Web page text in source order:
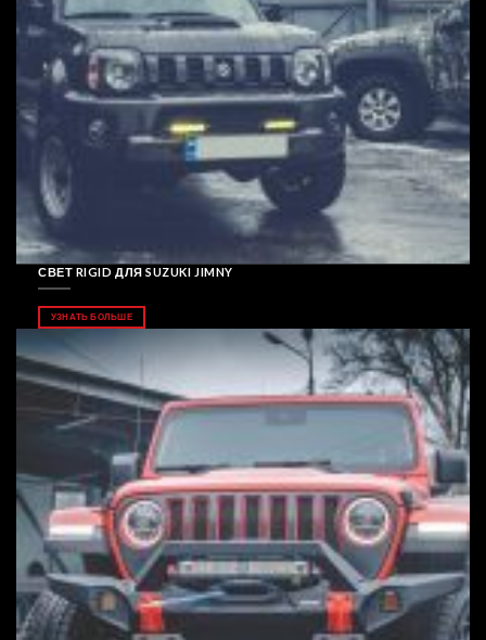
СВЕТ RIGID ДЛЯ SUZUKI JIMNY
УЗНАТЬ БОЛЬШЕ